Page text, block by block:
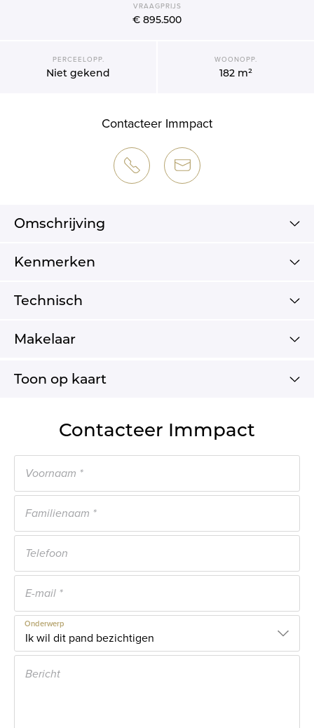
VRAAGPRIJS
€ 895.500
PERCEELOPP.
Niet gekend
WOONOPP.
182 m²
Contacteer Immpact
Omschrijving
Kenmerken
Technisch
Makelaar
Toon op kaart
Contacteer Immpact
Onderwerp